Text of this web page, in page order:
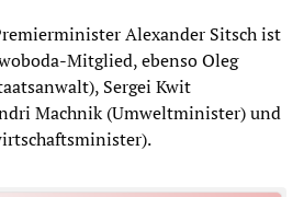
Alexander Sitsch ist
Mitglied, ebenso Oleg
Sergei Kwit
Machnik (Umweltminister) und